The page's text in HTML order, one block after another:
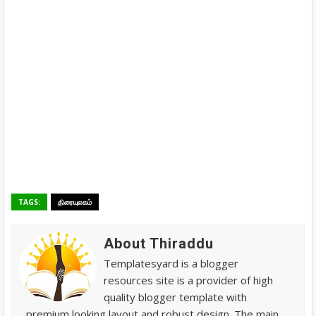
TAGS: திரையுலகம்
About Thiraddu
Templatesyard is a blogger
resources site is a provider of high
quality blogger template with